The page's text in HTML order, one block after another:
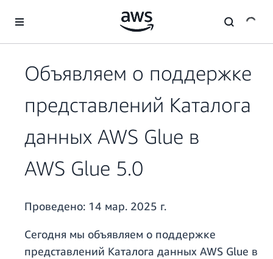
Перейти к главному контенту
Объявляем о поддержке
представлений Каталога
данных AWS Glue в
AWS Glue 5.0
Проведено: 14 мар. 2025 г.
Сегодня мы объявляем о поддержке
представлений Каталога данных AWS Glue в